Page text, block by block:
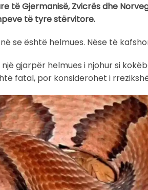
të Gjermanisë, Zvicrës dhe
të tyre stërvitore.
se është helmues. Nëse të
gjarpër helmues i njohur si
fatal, por konsiderohet i